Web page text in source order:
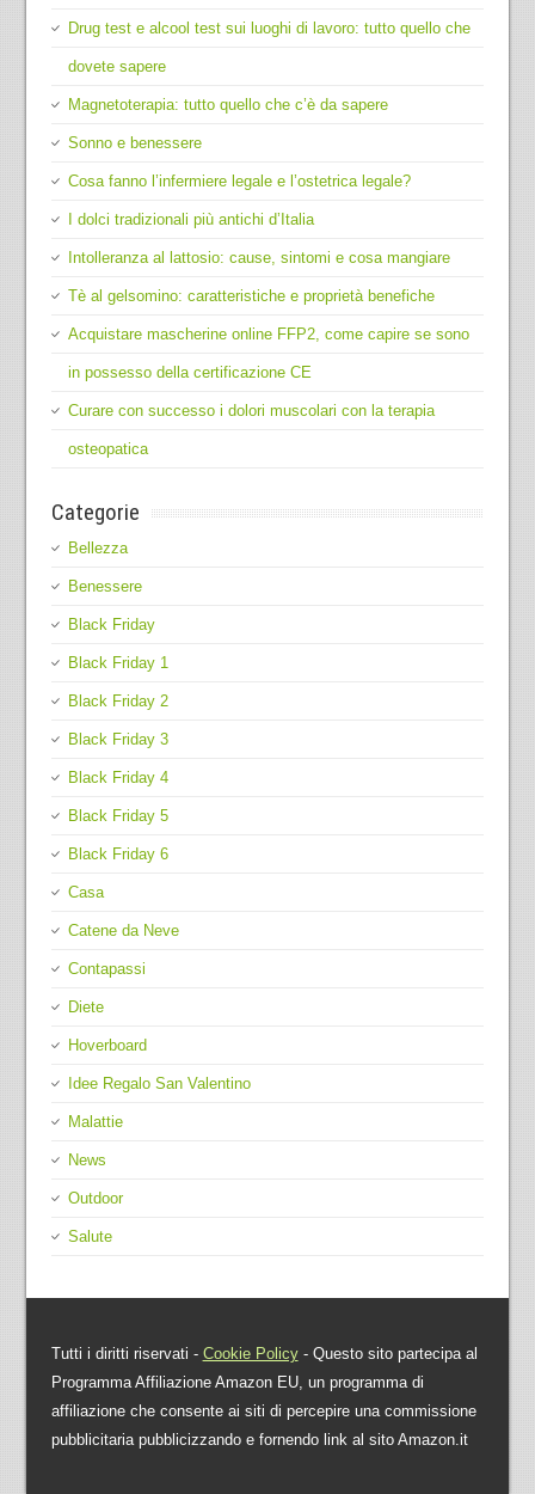
Drug test e alcool test sui luoghi di lavoro: tutto quello che
dovete sapere
Magnetoterapia: tutto quello che c’è da sapere
Sonno e benessere
Cosa fanno l’infermiere legale e l’ostetrica legale?
I dolci tradizionali più antichi d’Italia
Intolleranza al lattosio: cause, sintomi e cosa mangiare
Tè al gelsomino: caratteristiche e proprietà benefiche
Acquistare mascherine online FFP2, come capire se sono
in possesso della certificazione CE
Curare con successo i dolori muscolari con la terapia
osteopatica
Categorie
Bellezza
Benessere
Black Friday
Black Friday 1
Black Friday 2
Black Friday 3
Black Friday 4
Black Friday 5
Black Friday 6
Casa
Catene da Neve
Contapassi
Diete
Hoverboard
Idee Regalo San Valentino
Malattie
News
Outdoor
Salute
Tutti i diritti riservati - Cookie Policy- Questo sito partecipa al
Programma Affiliazione Amazon EU, un programma di
affiliazione che consente ai siti di percepire una commissione
pubblicitaria pubblicizzando e fornendo link al sito Amazon.it